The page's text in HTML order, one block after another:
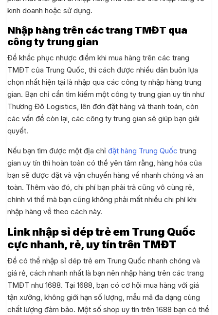
kinh doanh hoặc sử dụng.
Nhập hàng trên các trang TMĐT qua
công ty trung gian
Để khắc phục nhược điểm khi mua hàng trên các trang
TMĐT của Trung Quốc, thì cách được nhiều dân buôn lựa
chọn nhất hiện tại là nhập qua các công ty nhập hàng trung
gian. Bạn chỉ cần tìm kiếm một công ty trung gian uy tín như
Thương Đô Logistics, lên đơn đặt hàng và thanh toán, còn
các vấn đề còn lại, các công ty trung gian sẽ giúp bạn giải
quyết.
Nếu bạn tìm được một địa chỉ đặt hàng Trung Quốc trung
gian uy tín thì hoàn toàn có thể yên tâm rằng, hàng hóa của
bạn sẽ được đặt và vận chuyển hàng về nhanh chóng và an
toàn. Thêm vào đó, chi phí bạn phải trả cũng vô cùng rẻ,
chính vì thế mà bạn cũng không phải mất nhiều chi phí khi
nhập hàng về theo cách này.
Link nhập sỉ dép trẻ em Trung Quốc
cực nhanh, rẻ, uy tín trên TMĐT
Để có thể nhập sỉ dép trẻ em Trung Quốc nhanh chóng và
giá rẻ, cách nhanh nhất là bạn nên nhập hàng trên các trang
TMĐT như 1688. Tại 1688, bạn có cơ hội mua hàng với giá
tận xưởng, không giới hạn số lượng, mẫu mã đa dạng cùng
chất lượng đảm bảo. Một số shop uy tín trên 1688 bạn có thể